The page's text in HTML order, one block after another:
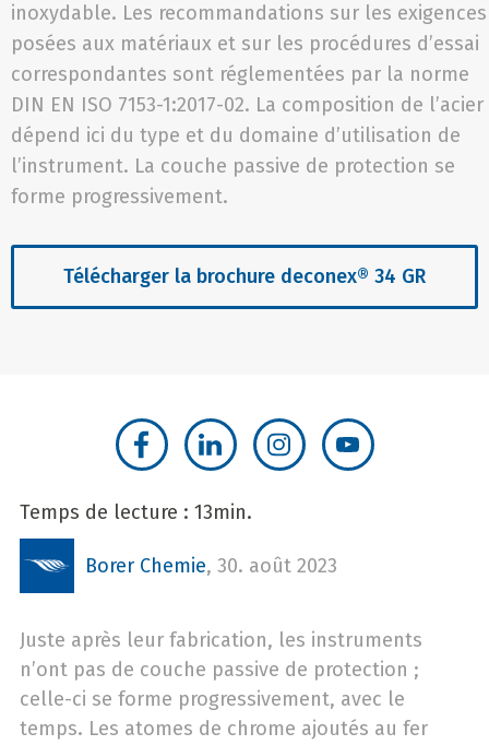
inoxydable. Les recommandations sur les exigences
posées aux matériaux et sur les procédures d’essai
correspondantes sont réglementées par la norme
DIN EN ISO 7153-1:2017-02. La composition de l’acier
dépend ici du type et du domaine d’utilisation de
l’instrument. La couche passive de protection se
forme progressivement.
Télécharger la brochure deconex® 34 GR
Temps de lecture : 13min.
Borer Chemie, 30. août 2023
Juste après leur fabrication, les instruments
n’ont pas de couche passive de protection ;
celle-ci se forme progressivement, avec le
temps. Les atomes de chrome ajoutés au fer